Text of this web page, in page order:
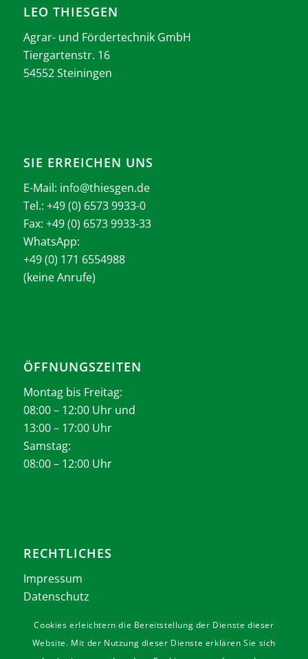
LEO THIESGEN
Agrar- und Fördertechnik GmbH
Tiergartenstr. 16
54552 Steiningen
SIE ERREICHEN UNS
E-Mail: info@thiesgen.de
Tel.: +49 (0) 6573 9933-0
Fax: +49 (0) 6573 9933-33
WhatsApp:
+49 (0) 171 6554988
(keine Anrufe)
ÖFFNUNGSZEITEN
Montag bis Freitag:
08:00 – 12:00 Uhr und
13:00 – 17:00 Uhr
Samstag:
08:00 – 12:00 Uhr
RECHTLICHES
Impressum
Datenschutz
Cookies erleichtern die Bereitstellung der Dienste dieser
Website. Mit der Nutzung dieser Dienste erklären Sie sich